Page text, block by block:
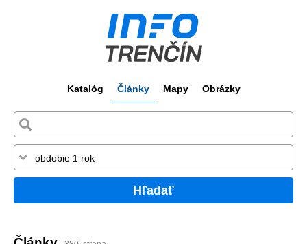
Katalóg Články Mapy Obrázky
Hľadať